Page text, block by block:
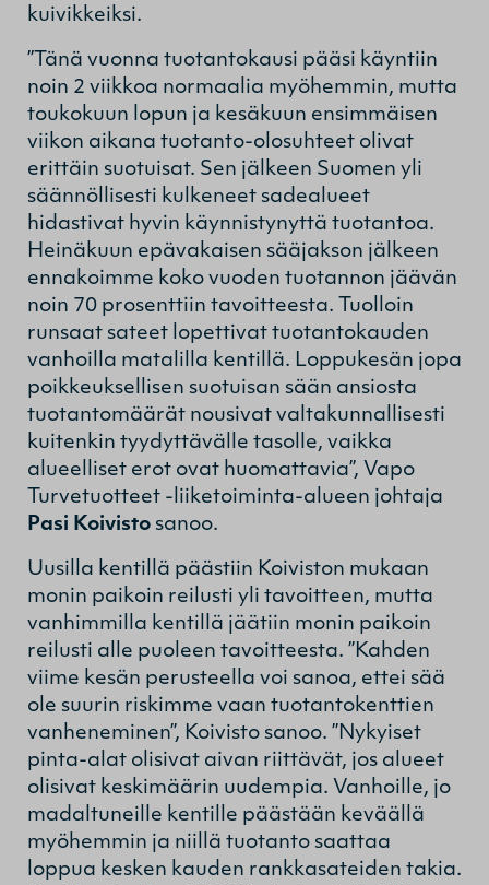
kuivikkeiksi.
”Tänä vuonna tuotantokausi pääsi käyntiin
noin 2 viikkoa normaalia myöhemmin, mutta
toukokuun lopun ja kesäkuun ensimmäisen
viikon aikana tuotanto-olosuhteet olivat
erittäin suotuisat. Sen jälkeen Suomen yli
säännöllisesti kulkeneet sadealueet
hidastivat hyvin käynnistynyttä tuotantoa.
Heinäkuun epävakaisen sääjakson jälkeen
ennakoimme koko vuoden tuotannon jäävän
noin 70 prosenttiin tavoitteesta. Tuolloin
runsaat sateet lopettivat tuotantokauden
vanhoilla matalilla kentillä. Loppukesän jopa
poikkeuksellisen suotuisan sään ansiosta
tuotantomäärät nousivat valtakunnallisesti
kuitenkin tyydyttävälle tasolle, vaikka
alueelliset erot ovat huomattavia”, Vapo
Turvetuotteet -liiketoiminta-alueen johtaja
Pasi Koivisto sanoo.
Uusilla kentillä päästiin Koiviston mukaan
monin paikoin reilusti yli tavoitteen, mutta
vanhimmilla kentillä jäätiin monin paikoin
reilusti alle puoleen tavoitteesta. ”Kahden
viime kesän perusteella voi sanoa, ettei sää
ole suurin riskimme vaan tuotantokenttien
vanheneminen”, Koivisto sanoo. ”Nykyiset
pinta-alat olisivat aivan riittävät, jos alueet
olisivat keskimäärin uudempia. Vanhoille, jo
madaltuneille kentille päästään keväällä
myöhemmin ja niillä tuotanto saattaa
loppua kesken kauden rankkasateiden takia.